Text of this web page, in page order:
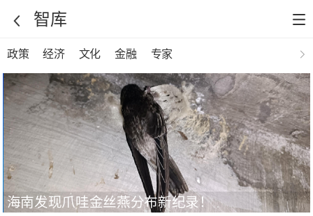
智库
政策 经济 文化 金融 专家
海南发现爪哇金丝燕分布新纪录！